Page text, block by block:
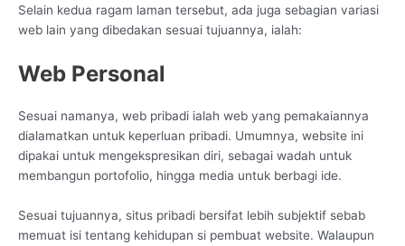
Selain kedua ragam laman tersebut, ada juga sebagian variasi
web lain yang dibedakan sesuai tujuannya, ialah:
Web Personal
Sesuai namanya, web pribadi ialah web yang pemakaiannya
dialamatkan untuk keperluan pribadi. Umumnya, website ini
dipakai untuk mengekspresikan diri, sebagai wadah untuk
membangun portofolio, hingga media untuk berbagi ide.
Sesuai tujuannya, situs pribadi bersifat lebih subjektif sebab
memuat isi tentang kehidupan si pembuat website. Walaupun